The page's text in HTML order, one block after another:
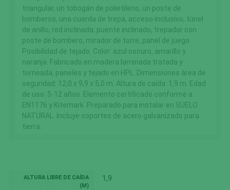
triangular, un tobogán de polietileno, un poste de
bomberos, una cuerda de trepa, acceso inclusivo, túnel
de anillo, red inclinada, puente inclinado, trepador con
poste de bombero, mirador de torre, panel de juego.
Posibilidad de tejado. Color: azul oscuro, amarillo y
naranja. Fabricado en madera laminada tratada y
torneada, paneles y tejado en HPL. Dimensiones área de
seguridad: 12,0 x 9,9 x 5,0 m. Altura de caída: 1,9 m. Edad
de uso: 5-12 años. Elemento certificado conforme a
EN1176 y Kitemark. Preparado para instalar en SUELO
NATURAL. Incluye soportes de acero galvanizado para
tierra.
ALTURA LIBRE DE CAÍDA
(M)
1,9
recordar los elementos que integran un pedido, realizar el
proceso de compra de un pedido, gestionar el pago, controlar el
fraude vinculado a la seguridad del servicio, realizar la solicitud
de inscripción o participación en un evento, utilizar elementos
de seguridad durante la navegación, almacenar contenidos
para la difusión de vídeos o sonido, habilitar contenidos
dinámicos o compartir contenidos a través de redes sociales.
Cookies de análisis
Son aquellas que permiten al responsable de las mismas el
seguimiento y análisis del comportamiento de los usuarios de
los sitios web a los que están vinculadas, incluida la
cuantificación de los impactos de los anuncios. La información
análisis de los datos de uso que hacen los usuarios del servicio.